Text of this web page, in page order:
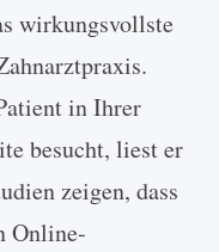
Bleaching-Behandlung Ihre Erwartungen übertroffen hat!" - Laden Sie ihn zurück ein: "Wir freuen uns auf Ihren nächsten Besuch." ### Auf negative Bewertungen antworten Negative Bewertungen sind unvermeidlich. Wie Sie darauf reagieren, ist wichtiger als die Bewertung selbst. Potenzielle Patienten, die Ihre Bewertungen lesen, werden genau darauf achten, wie Sie mit Kritik umgehen. **Tun Sie Folgendes:** - Antworten Sie zeitnah – innerhalb von 24 bis 48 Stunden. - Bleiben Sie ruhig, professionell und empathisch. - Erkennen Sie den Frust des Patienten an, ohne defensiv zu werden. - Verlagern Sie das Gespräch offline: "Wir möchten das gerne klären. Bitte rufen Sie uns unter [Telefonnummer] an, damit wir direkt darüber sprechen können." - Gehen Sie privat nach, um das Problem zu lösen. **Tun Sie Folgendes nicht:** - Streiten Sie nicht mit dem Bewertenden und werden Sie nicht defensiv. - Geben Sie keine Gesundheitsinformationen des Patienten preis (dies verstößt gegen Datenschutzgesetze). - Ignorieren Sie keine negativen Bewertungen – Schweigen wirkt wie Gleichgültigkeit. - Posten Sie keine gefälschten positiven Bewertungen, um eine schlechte auszugleichen. Eine durchdachte, professionelle Antwort auf eine negative Bewertung kann tatsächlich Vertrauen aufbauen. Potenzielle Patienten sehen, dass Sie Feedback ernst nehmen und sich um eine Lösung bemühen. ## Fördern Sie Bewertungen, ohne die Grenze zu überschreiten Es gibt richtige und falsche Wege, Ihre Bewertungsanzahl aufzubauen. Ethische Bewertungspraktiken schützen Ihren Ruf und halten Sie im Einklang mit den Richtlinien von Google. ### Was Sie tun sollten - Bitten Sie wirklich zufriedene Patienten, ihre Erfahrung zu teilen. - Machen Sie es einfach mit direkten Links und QR-Codes. - Gehen Sie mit einer freundlichen Erinnerung nach, wenn ein Patient Interesse geäußert, aber noch keine Bewertung abgegeben hat. - Bedanken Sie sich bei Patienten, die Bewertungen hinterlassen (mündlich bei ihrem nächsten Besuch). ### Was Sie niemals tun sollten - **Anreize für Bewertungen anbieten** – Rabatte, Geschenke oder Gewinnspielteilnahmen im Austausch für Bewertungen verstoßen gegen die Nutzungsbedingungen von Google und können dazu führen, dass Ihre Bewertungen entfernt werden. - **Gefälschte Bewertungen kaufen** – diese sind leicht zu erkennen, schaden der Glaubwürdigkeit und können zu Google-Strafen führen. - **Bewertungs-Gating betreiben** – prüfen Sie Patienten nicht vorab und fragen Sie nicht nur diejenigen, von denen Sie positive Bewertungen erwarten. Fragen Sie alle und lassen Sie die Ergebnisse für sich sprechen. - **Selbst Bewertungen verfassen** oder Mitarbeiter bitten, Bewertungen zu posten. Authentizität ist alles. Eine Mischung aus überwiegend positiven Bewertungen mit gelegentlicher konstruktiver Kritik wirkt tatsächlich glaubwürdiger als eine perfekte Fünf-Sterne-Bewertung mit generischen Kommentaren. ## Beobachten Sie Ihre Online-Präsenz über Google hinaus Google ist zwar die wichtigste Bewertungsplattform für Zahnarztpraxen, aber Patienten hinterlassen möglicherweise auch Bewertungen auf anderen Seiten. Behalten Sie alle im Blick. ### Zu beobachtende Plattformen - **Google-Unternehmensprofil** – Ihr primärer Fokus. - **Yelp** – nach wie vor weit verbreitet, besonders in städtischen Gebieten. - **Facebook** – Patienten hinterlassen möglicherweise Empfehlungen auf der Facebook-Seite Ihrer Praxis. - **Healthgrades** und **Zocdoc** – gesundheitsspezifische Verzeichnisse, in denen Bewertungen Gewicht haben. - **Ihre eigene Website** – erwägen Sie einen Bereich mit Testimonials